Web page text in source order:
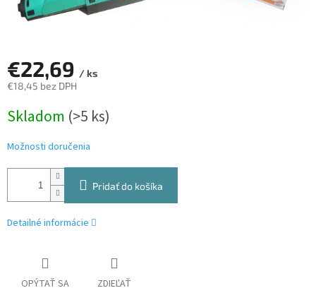
€22,69 / ks
€18,45 bez DPH
cena:
Skladom (>5 ks)
Možnosti doručenia
Pridať do košíka
Detailné informácie
OPÝTAŤ SA ZDIEĽAŤ